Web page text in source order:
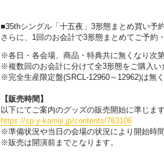
■35thシングル「十五夜」3形態まとめ買い予
さらに、1回のお会計で3形態まとめてご予約
※各日・各会場、商品・特典共に無くなり次
※複数回のお会計に分けて全3形態をご購入い
※完全生産限定盤(SRCL-12960～12962)は無
【販売時間】
以下にてご案内のグッズの販売開始に準じます
https://sp.y-kamiji.jp/contents/763106
※準備状況や当日の会場の状況により開始時
※販売は開演前までとなります。